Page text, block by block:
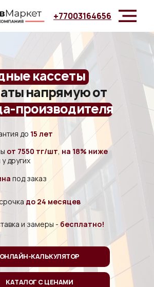
+77003164656
кассеты
напрямую от
производителя
ОНЛАЙН-КАЛЬКУЛЯТОР
до 15 лет
от 7550 тг/шт, на 18% ниже
других
под заказ
до 24 месяцев
и замеры - бесплатно!
КАТАЛОГ С ЦЕНАМИ